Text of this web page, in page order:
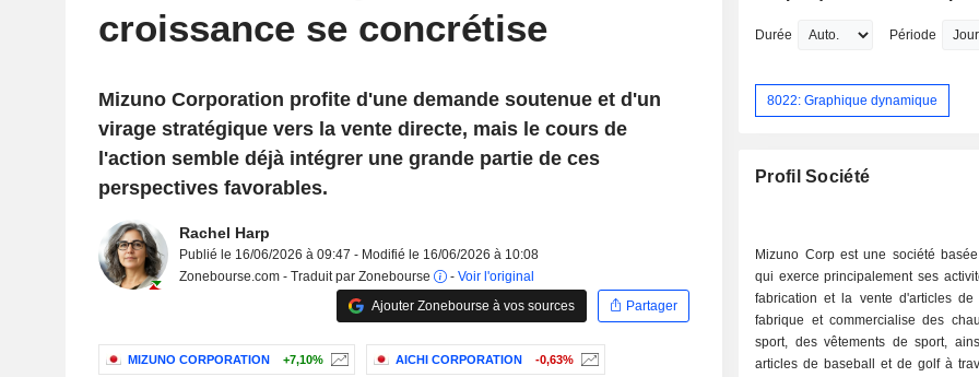
croissance se concrétise
Mizuno Corporation profite d'une demande soutenue et d'un
virage stratégique vers la vente directe, mais le cours de
l'action semble déjà intégrer une grande partie de ces
perspectives favorables.
Rachel Harp
Publié le 16/06/2026 à 09:47 - Modifié le 16/06/2026 à 10:08
Zonebourse.com - Traduit par Zonebourse
- Voir l'original
Ajouter Zonebourse à vos sources
Partager
MIZUNO CORPORATION +7,10% AICHI CORPORATION -0,63%
Durée Période
8022: Graphique dynamique
Profil Société
Mizuno Corp est une société
qui exerce principalement ses
fabrication et la vente d'articles de
fabrique et commercialise des
sport, des vêtements de sport,
articles de baseball et de golf à